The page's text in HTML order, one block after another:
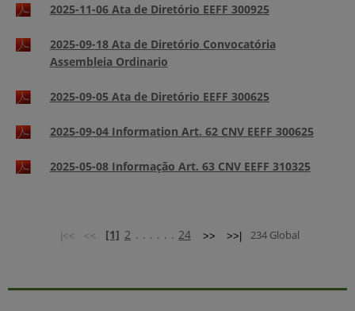
2025-11-06 Ata de Diretório EEFF 300925
2025-09-18 Ata de Diretório Convocatória
Assembleia Ordinario
2025-09-05 Ata de Diretório EEFF 300625
2025-09-04 Information Art. 62 CNV EEFF 300625
2025-05-08 Informação Art. 63 CNV EEFF 310325
[1] 2 . . . . . . 24 234 Global